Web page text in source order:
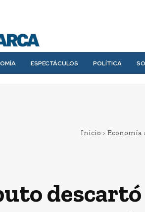
ESPECTÁCULOS POLÍTICA
Inicio Economía